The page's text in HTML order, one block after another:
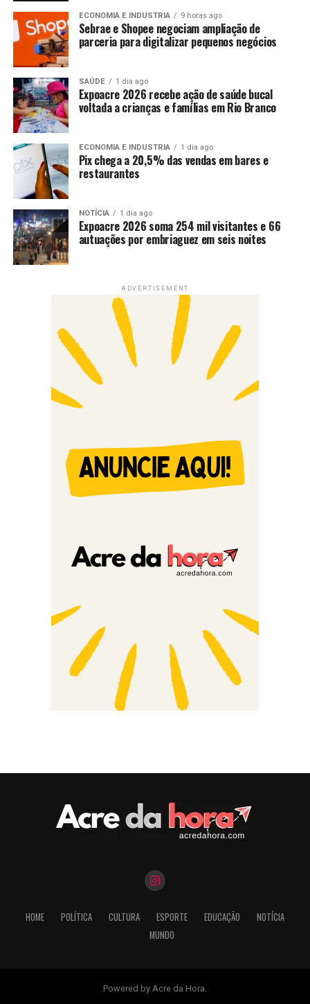
ECONOMIA E INDUSTRIA 9 horas ago
Sebrae e Shopee negociam ampliação de
parceria para digitalizar pequenos negócios
SAÚDE 1 dia ago
Expoacre 2026 recebe ação de saúde bucal
voltada a crianças e famílias em Rio Branco
ECONOMIA E INDUSTRIA 1 dia ago
Pix chega a 20,5% das vendas em bares e
restaurantes
NOTÍCIA 1 dia ago
Expoacre 2026 soma 254 mil visitantes e 66
autuações por embriaguez em seis noites
ADVERTISEMENT
HOME POLÍTICA CULTURA ESPORTE EDUCAÇÃO
NOTÍCIA
MUNDO
Powered by Acre da Hora.